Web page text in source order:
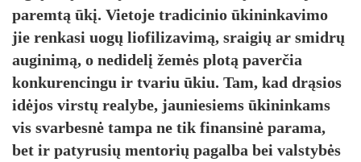
paremtą ūkį. Vietoje tradicinio ūkininkavimo
jie renkasi uogų liofilizavimą, sraigių ar smidrų
auginimą, o nedidelį žemės plotą paverčia
konkurencingu ir tvariu ūkiu. Tam, kad drąsios
idėjos virstų realybe, jauniesiems ūkininkams
vis svarbesnė tampa ne tik finansinė parama,
bet ir patyrusių mentorių pagalba bei valstybės